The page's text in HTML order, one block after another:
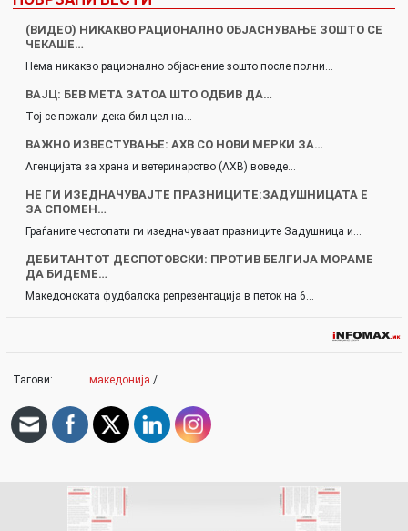
(ВИДЕО) НИКАКВО РАЦИОНАЛНО ОБЈАСНУВАЊЕ ЗОШТО СЕ
ЧЕКАШЕ…
Нема никакво рационално објаснение зошто после полни…
ВАЈЦ: БЕВ МЕТА ЗАТОА ШТО ОДБИВ ДА…
Тој се пожали дека бил цел на…
ВАЖНО ИЗВЕСТУВАЊЕ: АХВ СО НОВИ МЕРКИ ЗА…
Агенцијата за храна и ветеринарство (АХВ) воведе…
НЕ ГИ ИЗЕДНАЧУВАЈТЕ ПРАЗНИЦИТЕ:ЗАДУШНИЦАТА Е
ЗА СПОМЕН…
Граѓаните честопати ги изедначуваат празниците Задушница и…
ДЕБИТАНТОТ ДЕСПОТОВСКИ: ПРОТИВ БЕЛГИЈА МОРАМЕ
ДА БИДЕМЕ…
Македонската фудбалска репрезентација в петок на 6…
Тагови: македонија /